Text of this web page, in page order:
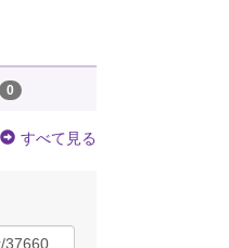
0
すべて見る